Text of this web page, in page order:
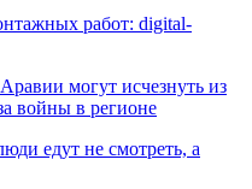
работ: digital-
могут исчезнуть из
войны в регионе
едут не смотреть, а